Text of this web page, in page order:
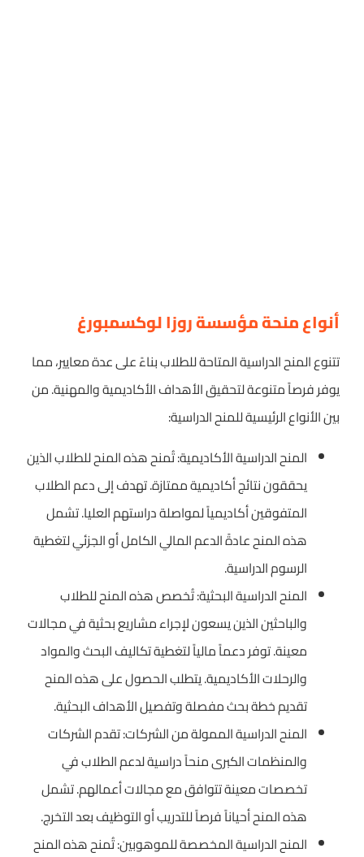
أنواع منحة مؤسسة روزا لوكسمبورغ
تتنوع المنح الدراسية المتاحة للطلاب بناءً على عدة معايير، مما
يوفر فرصاً متنوعة لتحقيق الأهداف الأكاديمية والمهنية. من
بين الأنواع الرئيسية للمنح الدراسية:
المنح الدراسية الأكاديمية: تُمنح هذه المنح للطلاب الذين
يحققون نتائج أكاديمية ممتازة. تهدف إلى دعم الطلاب
المتفوقين أكاديمياً لمواصلة دراستهم العليا. تشمل
هذه المنح عادةً الدعم المالي الكامل أو الجزئي لتغطية
الرسوم الدراسية.
المنح الدراسية البحثية: تُخصص هذه المنح للطلاب
والباحثين الذين يسعون لإجراء مشاريع بحثية في مجالات
معينة. توفر دعماً مالياً لتغطية تكاليف البحث والمواد
والرحلات الأكاديمية. يتطلب الحصول على هذه المنح
تقديم خطة بحث مفصلة وتفصيل الأهداف البحثية.
المنح الدراسية الممولة من الشركات: تقدم الشركات
والمنظمات الكبرى منحاً دراسية لدعم الطلاب في
تخصصات معينة تتوافق مع مجالات أعمالهم. تشمل
هذه المنح أحياناً فرصاً للتدريب أو التوظيف بعد التخرج.
المنح الدراسية المخصصة للموهوبين: تُمنح هذه المنح